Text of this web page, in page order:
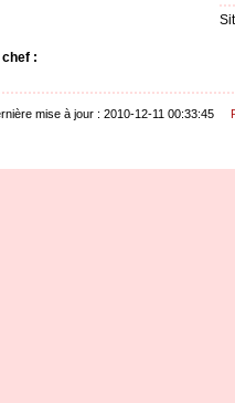
:
mise à jour : 2010-12-11 00:33:45